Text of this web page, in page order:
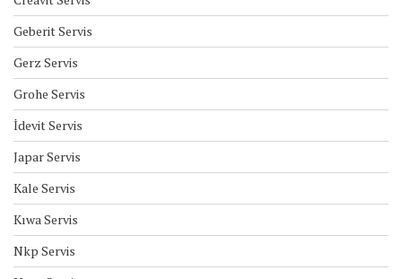
Geberit Servis
Gerz Servis
Grohe Servis
İdevit Servis
Japar Servis
Kale Servis
Kıwa Servis
Nkp Servis